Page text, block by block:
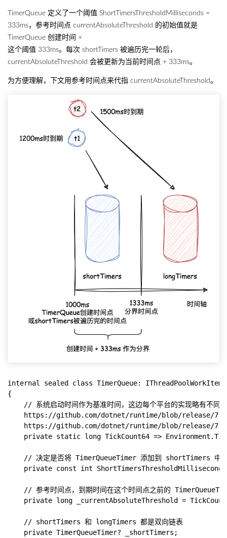
TimerQueue 定义了一个阈值 ShortTimersThresholdMilliseconds =
333ms，参考时间点 currentAbsoluteThreshold 的初始值就是
TimerQueue 创建时间 +
这个阈值 333ms。每次 shortTimers 被遍历完一轮后，
currentAbsoluteThreshold 会被更新为当前时间点 + 333ms。
为方便理解，下文用参考时间点来代指 currentAbsoluteThreshold。
internal sealed class TimerQueue: IThreadPoolWorkItem
{
    // 系统启动时间作为基准时间，这边每个平台的实现略有不同
https://github.com/dotnet/runtime/blob/release/
https://github.com/dotnet/runtime/blob/release/
private static long TickCount64 =>
// 决定是否将 TimerQueueTimer 添加到 shortTimers 中
private const int
// 参考时间点，到期时间在这个时间点之前的
private long _currentAbsoluteThreshold =
    // shortTimers 和 longTimers 都是双向链表
    private TimerQueueTimer? _shortTimers;